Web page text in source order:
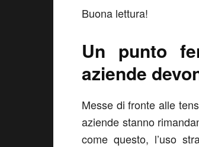
Buona lettura!
Un punto
aziende
Messe di fronte alle
aziende stanno
come questo, l’uso